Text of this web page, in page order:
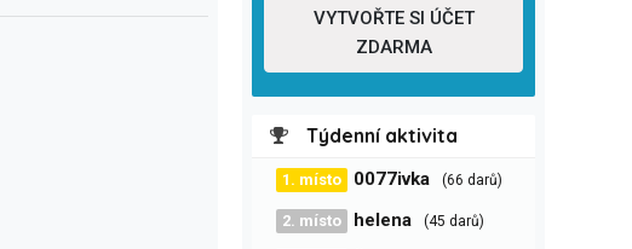
VYTVOŘTE SI ÚČET
ZDARMA
Týdenní aktivita
1. místo 0077ivka (66 darů)
2. místo helena (45 darů)